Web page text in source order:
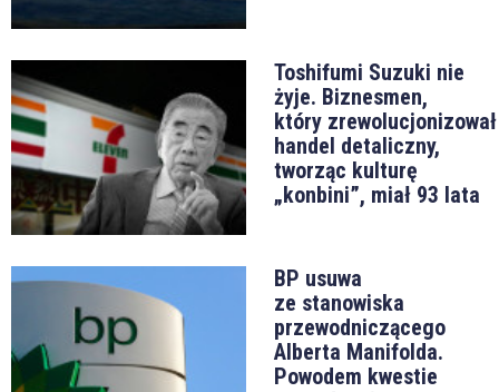
Toshifumi Suzuki nie
żyje. Biznesmen,
który zrewolucjonizował
handel detaliczny,
tworząc kulturę
„konbini”, miał 93 lata
BP usuwa
ze stanowiska
przewodniczącego
Alberta Manifolda.
Powodem kwestie